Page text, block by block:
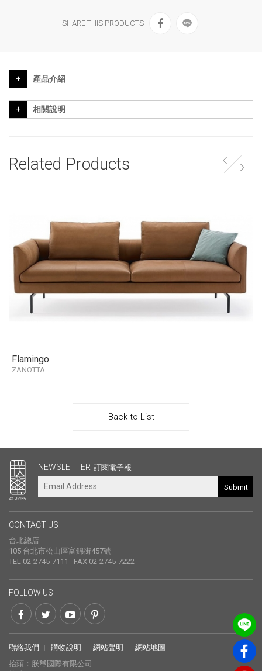
SHARE THIS PRODUCTS
產品介紹
相關說明
Related Products
Flamingo
ZANOTTA
Back to List
NEWSLETTER 訂閱電子報
Submit
CONTACT US
台北總店
105 台北市松山區富錦街457號
TEL 02-2745-7111 FAX 02-2745-7222
FOLLOW US
聯絡我們 購物說明 網站聲明
網站地圖
抬頭：朕璽國際有限公司